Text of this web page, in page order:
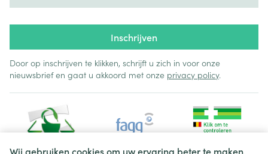
Wij gebruiken cookies om uw ervaring beter te maken.
Inschrijven
Door op inschrijven te klikken, schrijft u zich in voor onze
nieuwsbrief en gaat u akkoord met onze privacy policy.